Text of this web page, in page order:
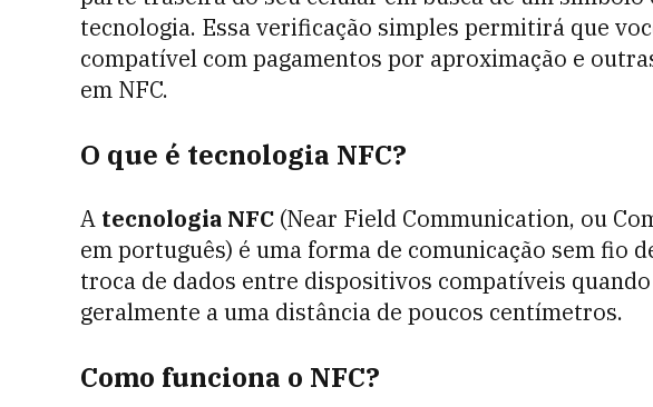
tecnologia. Essa verificação simples permitirá que
compatível com pagamentos por aproximação e
em NFC.
O que é tecnologia NFC?
A tecnologia NFC (Near Field Communication, ou
em português) é uma forma de comunicação sem fio
troca de dados entre dispositivos compatíveis
geralmente a uma distância de poucos centímetros.
Como funciona o NFC?